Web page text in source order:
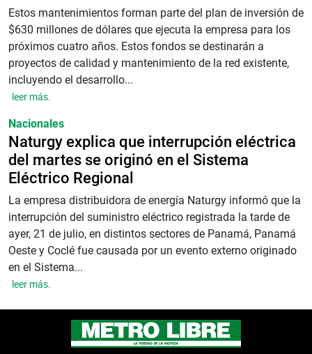
Estos mantenimientos forman parte del plan de inversión de
$630 millones de dólares que ejecuta la empresa para los
próximos cuatro años. Estos fondos se destinarán a
proyectos de calidad y mantenimiento de la red existente,
incluyendo el desarrollo...
leer más.
Nacionales
Naturgy explica que interrupción eléctrica
del martes se originó en el Sistema
Eléctrico Regional
La empresa distribuidora de energía Naturgy informó que la
interrupción del suministro eléctrico registrada la tarde de
ayer, 21 de julio, en distintos sectores de Panamá, Panamá
Oeste y Coclé fue causada por un evento externo originado
en el Sistema...
leer más.